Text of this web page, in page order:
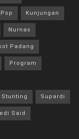
Pop Kunjungan
Nurnas
Padang
Program
Stunting Supardi
Said